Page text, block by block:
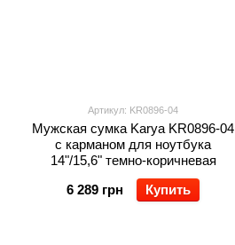
Артикул: KR0896-04
Мужская сумка Karya KR0896-04
с карманом для ноутбука
14"/15,6" темно-коричневая
6 289 грн
Купить